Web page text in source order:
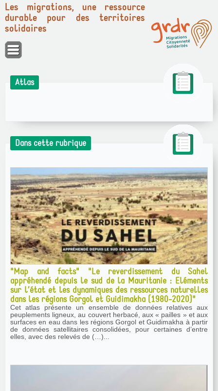
Panneau de gestion des cookies
Les migrations, une ressource
durable pour des territoires
solidaires
Atlas
Dans cette rubrique
"Map and facts" "Le reverdissement du Sahel
appréhendé depuis le sud de la Mauritanie : Eléments
sur l’état et les dynamiques des ressources naturelles
dans les régions Gorgol et Guidimakha (1980-2020)"
Cet atlas présente un ensemble de données relatives aux
peuplements ligneux, au couvert herbacé, aux « pailles » et aux
surfaces en eau dans les régions Gorgol et Guidimakha à partir
de données satellitaires consolidées, pour certaines d’entre
elles, avec des relevés de (…)...